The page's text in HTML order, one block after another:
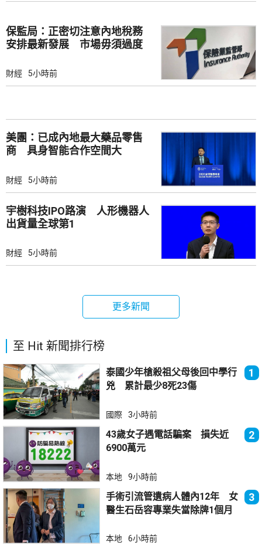
保監局：正密切注意內地稅務
安排最新發展 市場毋須過度
財經 5小時前
美團：已成內地最大藥品零售
商 具身智能合作空間大
財經 5小時前
宇樹科技IPO路演 人形機器人
出貨量全球第1
財經 5小時前
更多新聞
至 Hit 新聞排行榜
泰國少年槍殺祖父母後回中學行
兇 累計最少8死23傷
1
國際 3小時前
43歲女子遇電話騙案 損失近
6900萬元
2
本地 9小時前
手術引流管遺病人體內12年 女
醫生石岳容專業失當除牌1個月
3
本地 6小時前